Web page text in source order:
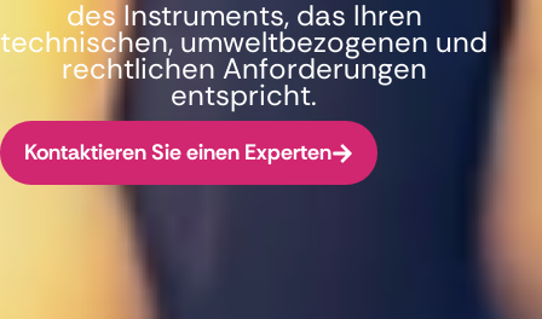
des Instruments, das Ihren
technischen, umweltbezogenen und
rechtlichen Anforderungen
entspricht.
Kontaktieren Sie einen Experten